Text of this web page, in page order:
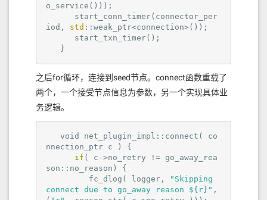
o_service()));
start_conn_timer(connector_per
iod, std ::weak_ptr<connection>());
start_txn_timer();
   }
之后for循环，连接到seed节点。connect函数重载了
两个，一个接受节点信息为参数，另一个实现具体业
务逻辑。
nnection_ptr c ) {
if ( c->no_retry != go_away_rea
son::no_reason) {
         fc_dlog( logger,
"Skipping
connect due to go_away reason ${r}" ,